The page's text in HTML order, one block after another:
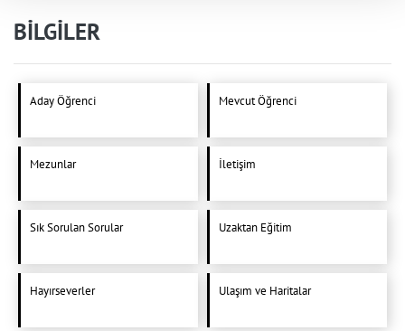
BİLGİLER
Aday Öğrenci Mevcut Öğrenci
Mezunlar İletişim
Sık Sorulan Sorular Uzaktan Eğitim
Hayırseverler Ulaşım ve Haritalar